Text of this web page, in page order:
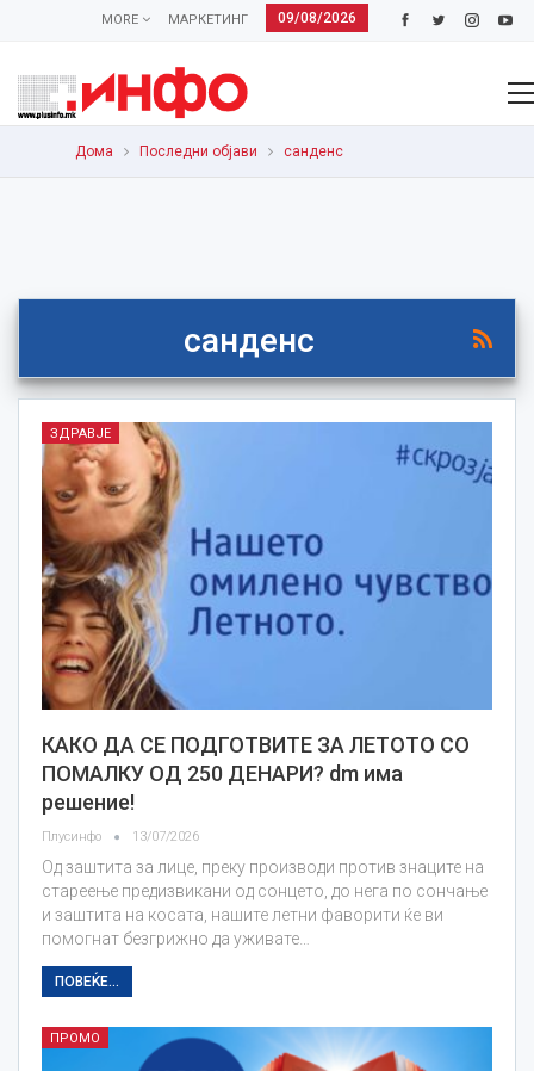
09/08/2026
МАРКЕТИНГ
MORE
Дома Последни објави санденс
санденс
ЗДРАВЈЕ
КАКО ДА СЕ ПОДГОТВИТЕ ЗА ЛЕТОТО СО
ПОМАЛКУ ОД 250 ДЕНАРИ? dm има
решение!
Плусинфо 13/07/2026
Од заштита за лице, преку производи против знаците на
стареење предизвикани од сонцето, до нега по сончање
и заштита на косата, нашите летни фаворити ќе ви
помогнат безгрижно да уживате…
ПОВЕЌЕ...
ПРОМО